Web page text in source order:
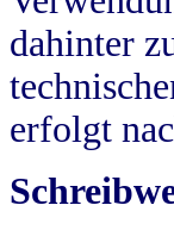
dahinter
erfolgt